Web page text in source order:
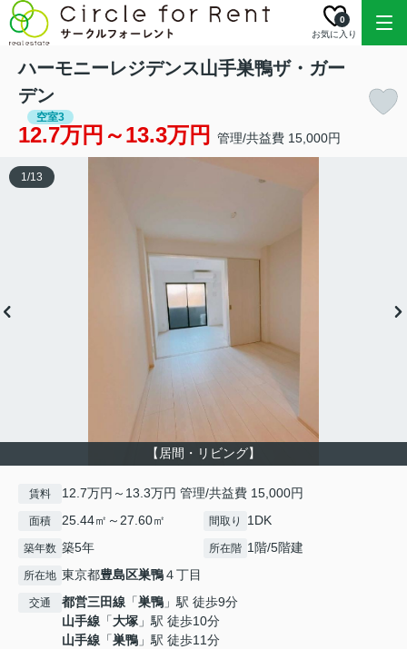
お気に入り
0
ハーモニーレジデンス山手巣鴨ザ・ガー
デン
空室3
12.7万円～13.3万円 管理/共益費 15,000円
【居間・リビング】
1/13
賃料 12.7万円～13.3万円 管理/共益費 15,000円
面積 25.44㎡～27.60㎡ 間取り 1DK
築年数 築5年 所在階 1階/5階建
所在地 東京都豊島区巣鴨４丁目
交通 都営三田線 「巣鴨 」駅 徒歩9分
山手線 「大塚 」駅 徒歩10分
山手線 「巣鴨 」駅 徒歩11分